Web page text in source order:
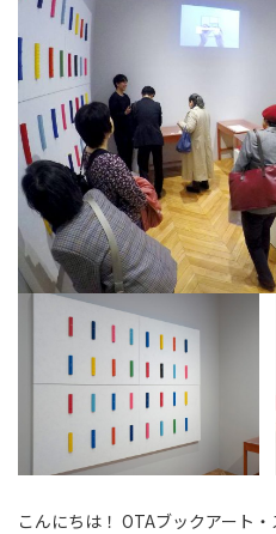
こんにちは！ OTAブックアート・